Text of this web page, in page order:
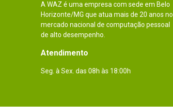
A WAZ é uma empresa com sede em Belo
Horizonte/MG que atua mais de 20 anos no
mercado nacional de computação pessoal
de alto desempenho.
Atendimento
Seg. à Sex. das 08h às 18:00h